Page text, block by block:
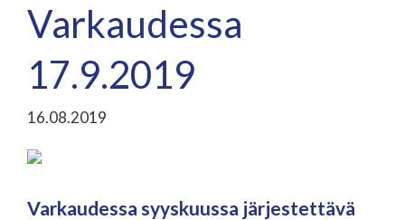
Varkaudessa
17.9.2019
16.08.2019
Varkaudessa syyskuussa järjestettävä